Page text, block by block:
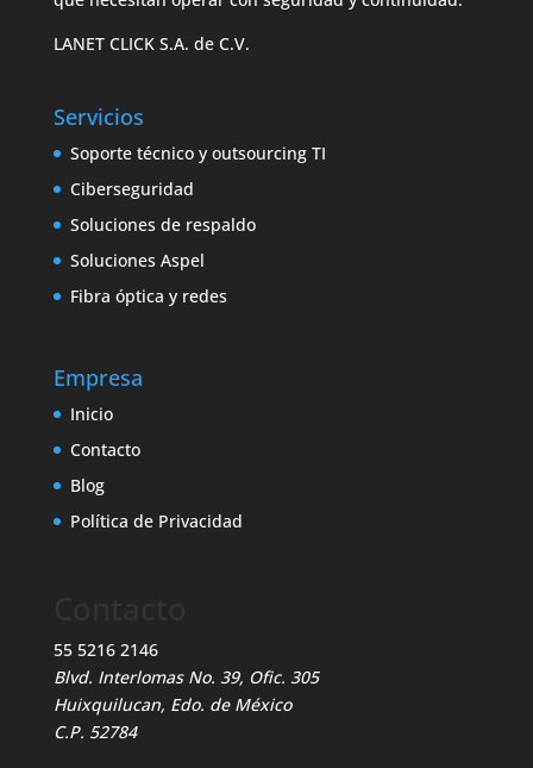
LANET CLICK S.A. de C.V.
Servicios
Soporte técnico y outsourcing TI
Ciberseguridad
Soluciones de respaldo
Soluciones Aspel
Fibra óptica y redes
Empresa
Inicio
Contacto
Blog
Política de Privacidad
55 5216 2146
Blvd. Interlomas No. 39, Ofic. 305
Huixquilucan, Edo. de México
C.P. 52784